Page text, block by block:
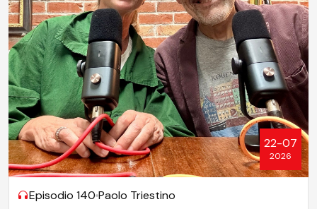
22-07
2026
Episodio 140 Paolo Triestino